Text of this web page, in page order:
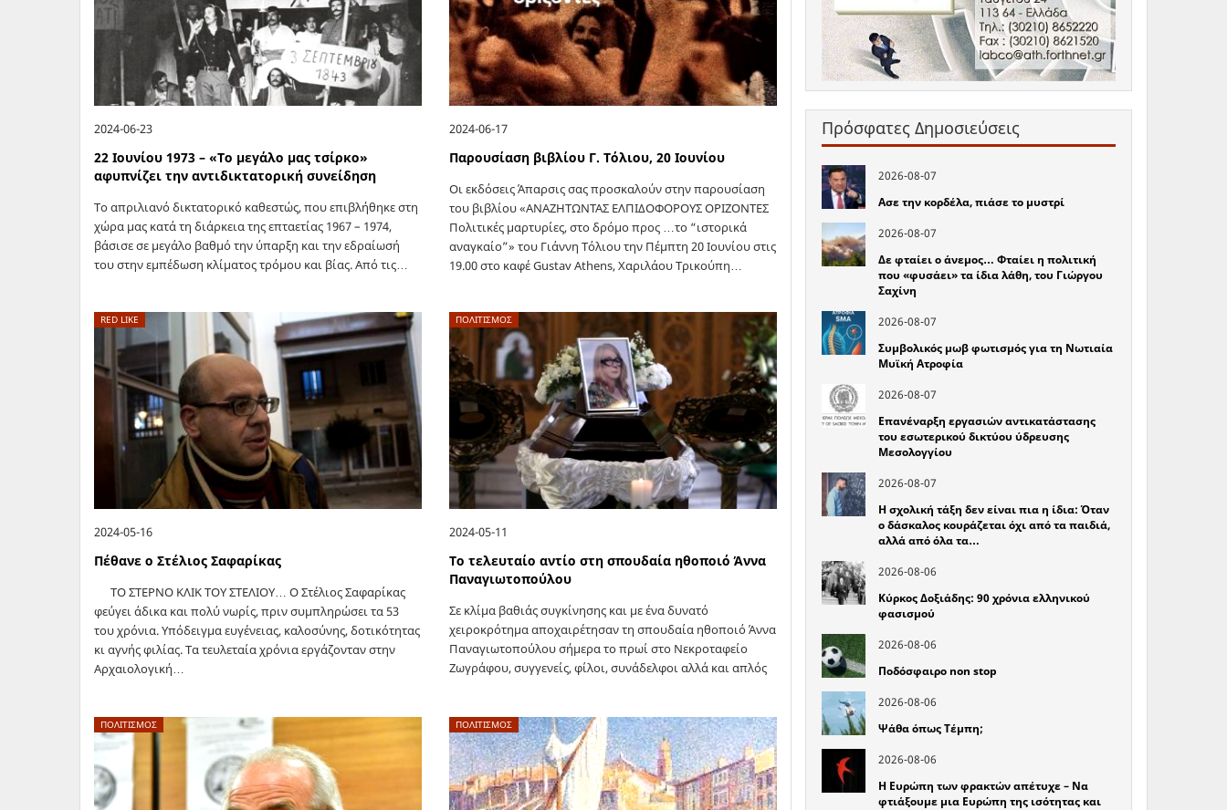
2024-06-23
22 Ιουνίου 1973 – «Το μεγάλο μας τσίρκο»
αφυπνίζει την αντιδικτατορική συνείδηση
Το απριλιανό δικτατορικό καθεστώς, που επιβλήθηκε στη
χώρα μας κατά τη διάρκεια της επταετίας 1967 – 1974,
βάσισε σε μεγάλο βαθμό την ύπαρξη και την εδραίωσή
του στην εμπέδωση κλίματος τρόμου και βίας. Από τις…
2024-06-17
Παρουσίαση βιβλίου Γ. Τόλιου, 20 Ιουνίου
Οι εκδόσεις Άπαρσις σας προσκαλούν στην παρουσίαση
του βιβλίου «ΑΝΑΖΗΤΩΝΤΑΣ ΕΛΠΙΔΟΦΟΡΟΥΣ ΟΡΙΖΟΝΤΕΣ
Πολιτικές μαρτυρίες, στο δρόμο προς …το “ιστορικά
αναγκαίο”» του Γιάννη Τόλιου την Πέμπτη 20 Ιουνίου στις
19.00 στο καφέ Gustav Athens, Χαριλάου Τρικούπη…
RED LIKE
2024-05-16
Πέθανε ο Στέλιος Σαφαρίκας
ΤΟ ΣΤΕΡΝΟ ΚΛΙΚ ΤΟΥ ΣΤΕΛΙΟΥ… Ο Στέλιος Σαφαρίκας
φεύγει άδικα και πολύ νωρίς, πριν συμπληρώσει τα 53
του χρόνια. Υπόδειγμα ευγένειας, καλοσύνης, δοτικότητας
κι αγνής φιλίας. Τα τευλεταία χρόνια εργάζονταν στην
Αρχαιολογική…
ΠΟΛΙΤΙΣΜΟΣ
2024-05-11
Το τελευταίο αντίο στη σπουδαία ηθοποιό Άννα
Παναγιωτοπούλου
Σε κλίμα βαθιάς συγκίνησης και με ένα δυνατό
χειροκρότημα αποχαιρέτησαν τη σπουδαία ηθοποιό Άννα
Παναγιωτοπούλου σήμερα το πρωί στο Νεκροταφείο
Ζωγράφου, συγγενείς, φίλοι, συνάδελφοι αλλά και απλός
ΠΟΛΙΤΙΣΜΟΣ ΠΟΛΙΤΙΣΜΟΣ
Πρόσφατες Δημοσιεύσεις
2026-08-07
Ασε την κορδέλα, πιάσε το μυστρί
2026-08-07
Δε φταίει ο άνεμος… Φταίει η πολιτική
που «φυσάει» τα ίδια λάθη, του Γιώργου
Σαχίνη
2026-08-07
Συμβολικός μωβ φωτισμός για τη Νωτιαία
Μυϊκή Ατροφία
2026-08-07
Επανέναρξη εργασιών αντικατάστασης
του εσωτερικού δικτύου ύδρευσης
Μεσολογγίου
2026-08-07
Η σχολική τάξη δεν είναι πια η ίδια: Όταν
ο δάσκαλος κουράζεται όχι από τα παιδιά,
αλλά από όλα τα…
2026-08-06
Κύρκος Δοξιάδης: 90 χρόνια ελληνικού
φασισμού
2026-08-06
Ποδόσφαιρο non stop
2026-08-06
Ψάθα όπως Τέμπη;
2026-08-06
Η Ευρώπη των φρακτών απέτυχε – Να
φτιάξουμε μια Ευρώπη της ισότητας και